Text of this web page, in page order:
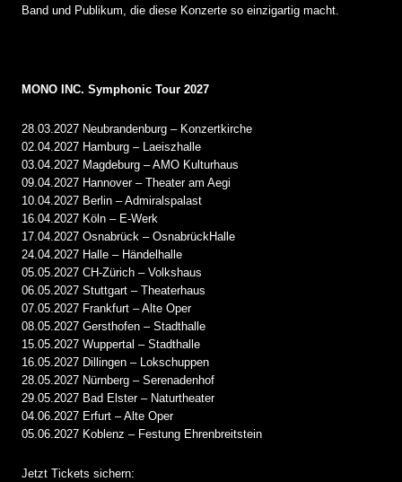
Band und Publikum, die diese Konzerte so einzigartig macht.
MONO INC. Symphonic Tour 2027
28.03.2027 Neubrandenburg – Konzertkirche
02.04.2027 Hamburg – Laeiszhalle
03.04.2027 Magdeburg – AMO Kulturhaus
09.04.2027 Hannover – Theater am Aegi
10.04.2027 Berlin – Admiralspalast
16.04.2027 Köln – E-Werk
17.04.2027 Osnabrück – OsnabrückHalle
24.04.2027 Halle – Händelhalle
05.05.2027 CH-Zürich – Volkshaus
06.05.2027 Stuttgart – Theaterhaus
07.05.2027 Frankfurt – Alte Oper
08.05.2027 Gersthofen – Stadthalle
15.05.2027 Wuppertal – Stadthalle
16.05.2027 Dillingen – Lokschuppen
28.05.2027 Nürnberg – Serenadenhof
29.05.2027 Bad Elster – Naturtheater
04.06.2027 Erfurt – Alte Oper
05.06.2027 Koblenz – Festung Ehrenbreitstein
Jetzt Tickets sichern: